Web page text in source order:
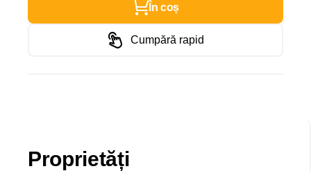
În coș
Cumpără rapid
Proprietăți